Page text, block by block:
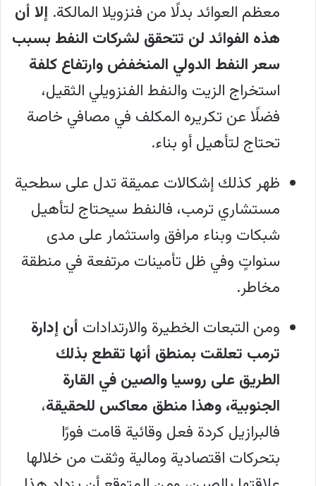
معظم العوائد بدلًا من فنزويلا المالكة. إلا أن
هذه الفوائد لن تتحقق لشركات النفط بسبب
سعر النفط الدولي المنخفض وارتفاع كلفة
استخراج الزيت والنفط الفنزويلي الثقيل،
فضلًا عن تكريره المكلف في مصافي خاصة
تحتاج لتأهيل أو بناء.
ظهر كذلك إشكالات عميقة تدل على سطحية
مستشاري ترمب، فالنفط سيحتاج لتأهيل
شبكات وبناء مرافق واستثمار على مدى
سنواتٍ وفي ظل تأمينات مرتفعة في منطقة
مخاطر.
ومن التبعات الخطيرة والارتدادات أن إدارة
ترمب تعلقت بمنطق أنها تقطع بذلك
الطريق على روسيا والصين في القارة
الجنوبية، وهذا منطق معاكس للحقيقة،
فالبرازيل كردة فعل وقائية قامت فورًا
بتحركات اقتصادية ومالية وثقت من خلالها